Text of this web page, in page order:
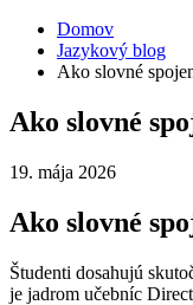
Domov
Jazykový blog
Ako slovné
Ako slovné
19. mája 2026
Ako slovné
Študenti dosahujú
je jadrom učebníc